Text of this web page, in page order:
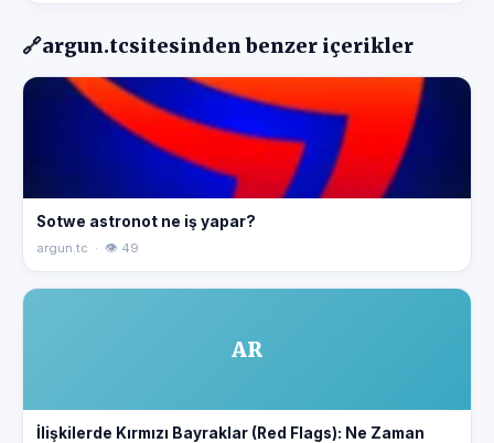
🔗argun.tcsitesinden benzer içerikler
Sotwe astronot ne iş yapar?
argun.tc · 👁 49
AR
İlişkilerde Kırmızı Bayraklar (Red Flags): Ne Zaman